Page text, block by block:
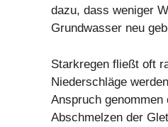
dazu, dass weniger
Grundwasser neu
Starkregen fließt oft
Niederschläge
Anspruch
Abschmelzen der